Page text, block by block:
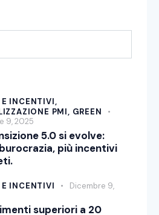
E INCENTIVI,
PMI, GREEN
9, 2025
5.0 si evolve:
più incentivi
INCENTIVI
Dicembre 9,
superiori a 20